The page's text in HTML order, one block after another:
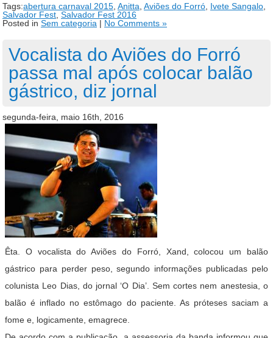
Tags:abertura carnaval 2015, Anitta, Aviões do Forró, Ivete Sangalo,
Salvador Fest, Salvador Fest 2016
Posted in Sem categoria | No Comments »
Vocalista do Aviões do Forró
passa mal após colocar balão
gástrico, diz jornal
segunda-feira, maio 16th, 2016
Êta. O vocalista do Aviões do Forró, Xand, colocou um balão
gástrico para perder peso, segundo informações publicadas pelo
colunista Leo Dias, do jornal ‘O Dia’. Sem cortes nem anestesia, o
balão é inflado no estômago do paciente. As próteses saciam a
fome e, logicamente, emagrece.